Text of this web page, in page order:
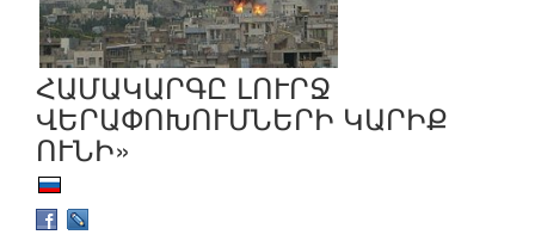
ՀԱՄԱԿԱՐԳԸ ԼՈՒՐՋ
ՎԵՐԱՓՈԽՈՒՄՆԵՐԻ ԿԱՐԻՔ
ՈՒՆԻ»